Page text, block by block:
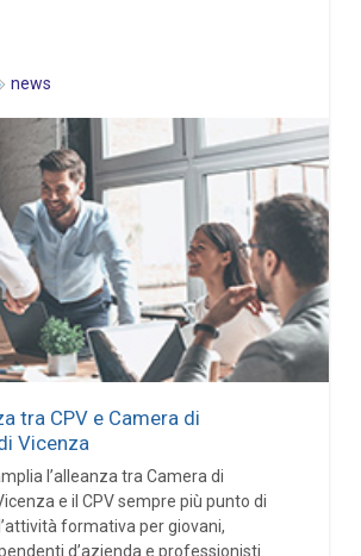
news
tra CPV e Camera di
Vicenza
l’alleanza tra Camera di
e il CPV sempre più punto di
formativa per giovani,
d’azienda e professionisti